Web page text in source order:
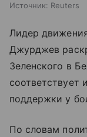
Источник: Reuters
Лидер
Джурджев
Зеленского в
соответствует
поддержки у
По словам